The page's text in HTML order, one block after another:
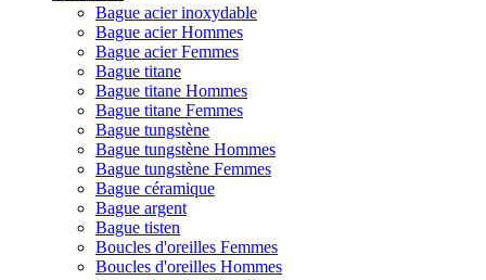
Bague acier inoxydable
Bague acier Hommes
Bague acier Femmes
Bague titane
Bague titane Hommes
Bague titane Femmes
Bague tungstène
Bague tungstène Hommes
Bague tungstène Femmes
Bague céramique
Bague argent
Bague tisten
Boucles d'oreilles Femmes
Boucles d'oreilles Hommes